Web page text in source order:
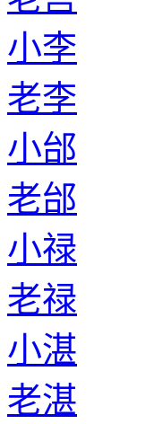
小李
老李
小邰
老邰
小禄
老禄
小湛
老湛